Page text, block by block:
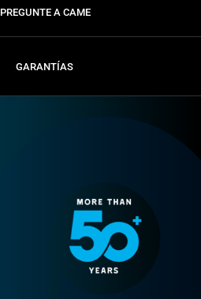
PREGUNTE A CAME
GARANTÍAS